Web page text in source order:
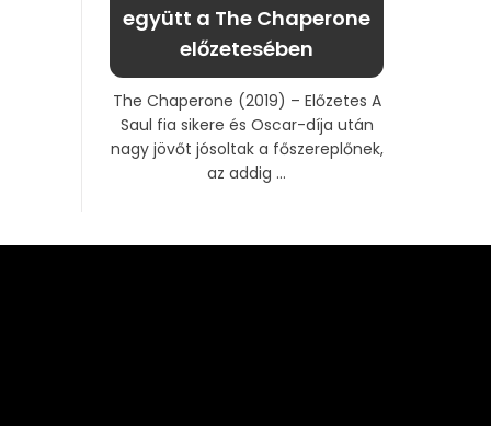
együtt a The Chaperone
előzetesében
The Chaperone (2019) – Előzetes A
Saul fia sikere és Oscar-díja után
nagy jövőt jósoltak a főszereplőnek,
az addig ...